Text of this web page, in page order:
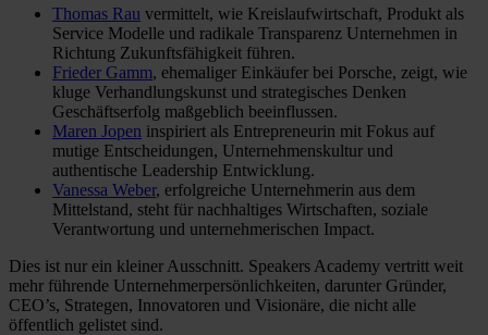
Thomas Rau vermittelt, wie Kreislaufwirtschaft, Produkt als
Service Modelle und radikale Transparenz Unternehmen in
Richtung Zukunftsfähigkeit führen.
Frieder Gamm, ehemaliger Einkäufer bei Porsche, zeigt, wie
kluge Verhandlungskunst und strategisches Denken
Geschäftserfolg maßgeblich beeinflussen.
Maren Jopen inspiriert als Entrepreneurin mit Fokus auf
mutige Entscheidungen, Unternehmenskultur und
authentische Leadership Entwicklung.
Vanessa Weber, erfolgreiche Unternehmerin aus dem
Mittelstand, steht für nachhaltiges Wirtschaften, soziale
Verantwortung und unternehmerischen Impact.
Dies ist nur ein kleiner Ausschnitt. Speakers Academy vertritt weit
mehr führende Unternehmerpersönlichkeiten, darunter Gründer,
CEO’s, Strategen, Innovatoren und Visionäre, die nicht alle
öffentlich gelistet sind.